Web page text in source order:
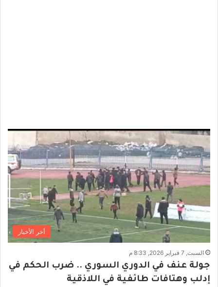
أخر الأخبار
السبت, 7 فبراير 2026, 8:33 م
جولة عنف في الدوري السوري .. ضرب الحكم في
إدلب وهتافات طائفية في اللاذقية